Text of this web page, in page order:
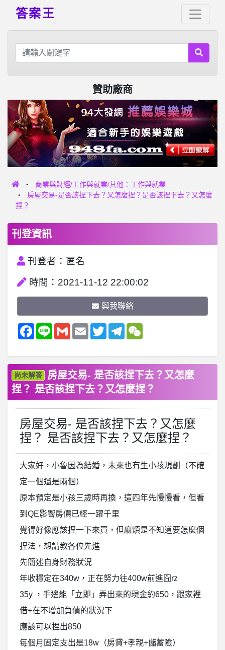
答案王
贊助廠商
商業與財經/工作與就業/其他：工作與就業
房屋交易-是否該捏下去？又怎麼捏？是否該捏下去？又怎麼
捏？
刊登資訊
刊登者：匿名
時間：2021-11-12 22:00:02
與我聯絡
Facebook
Line GmailEmail TwitterTelegramWeChat
尚未解答
房屋交易- 是否該捏下去？又怎麼
捏？ 是否該捏下去？又怎麼捏？
房屋交易- 是否該捏下去？又怎麼
捏？ 是否該捏下去？又怎麼捏？
大家好，小魯因為結婚，未來也有生小孩規劃（不確
定一個還是兩個）
原本預定是小孩三歲時再換，這四年先慢慢看，但看
到QE影響房價已經一躍千里
覺得好像應該捏一下來買，但麻煩是不知道要怎麼個
捏法，想請教各位先進
先簡述自身財務狀況
年收穩定在340w，正在努力往400w前進囧rz
35y ，手邊能「立即」弄出來的現金約650，跟家裡
借+在不增加負債的狀況下
應該可以捏出850
每個月固定支出是18w（房貸+孝親+儲蓄險）